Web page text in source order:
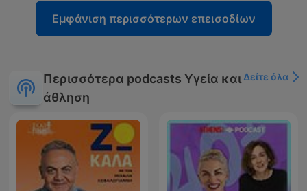
Εμφάνιση περισσότερων επεισοδίων
Περισσότερα podcasts Υγεία και
άθληση
Δείτε όλα